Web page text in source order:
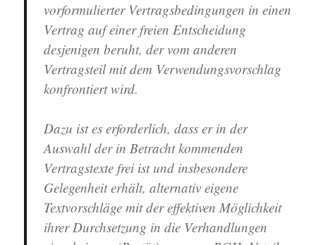
vorformulierter Vertragsbedingungen in einen
Vertrag auf einer freien Entscheidung
desjenigen beruht, der vom anderen
Vertragsteil mit dem Verwendungsvorschlag
konfrontiert wird.
Dazu ist es erforderlich, dass er in der
Auswahl der in Betracht kommenden
Vertragstexte frei ist und insbesondere
Gelegenheit erhält, alternativ eigene
Textvorschläge mit der effektiven Möglichkeit
ihrer Durchsetzung in die Verhandlungen